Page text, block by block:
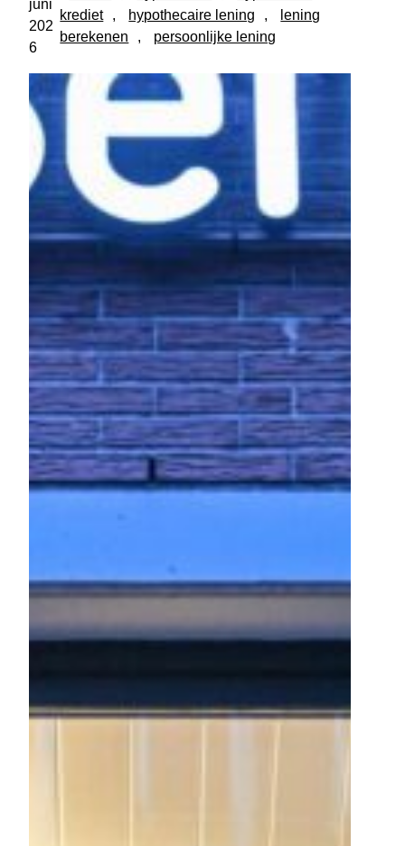
juni
202
6
krediet
, hypothecaire lening ,
lening
berekenen
, persoonlijke lening